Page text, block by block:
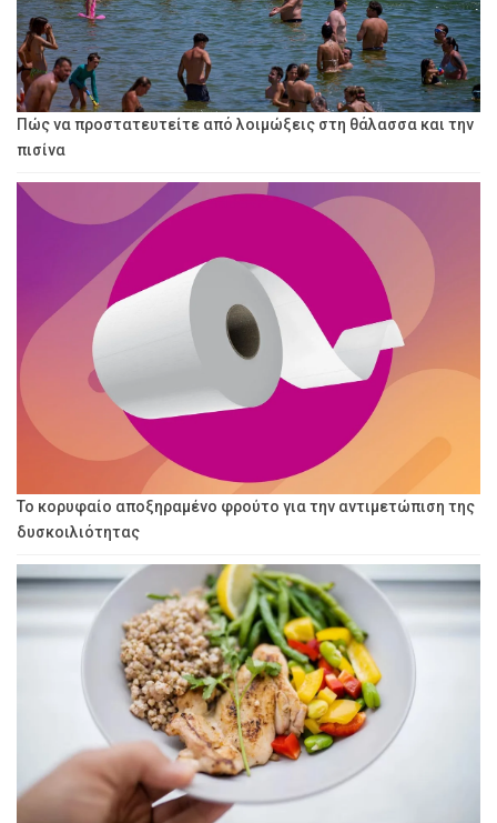
Πώς να προστατευτείτε από λοιμώξεις στη θάλασσα και την
πισίνα
Το κορυφαίο αποξηραμένο φρούτο για την αντιμετώπιση της
δυσκοιλιότητας